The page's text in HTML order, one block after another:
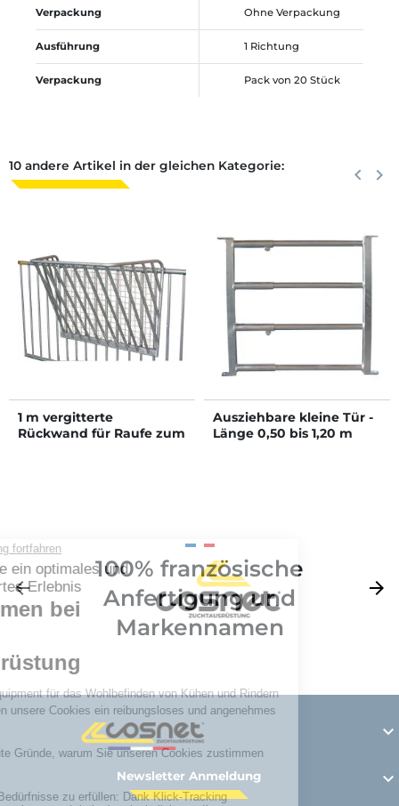
Verpackung Ohne Verpackung
Ausführung 1 Richtung
Verpackung Pack von 20 Stück
10 andere Artikel in der gleichen Kategorie: Zurück
keyboard_arrow_left keyboard_arrow_right
1 m vergitterte
Rückwand für Raufe zum
Ausziehbare kleine Tür -
Länge 0,50 bis 1,20 m
Zurück
arrow_back
100% französische
Anfertigung und
Markennamen
Weiter
arrow_forward

Newsletter Anmeldung 